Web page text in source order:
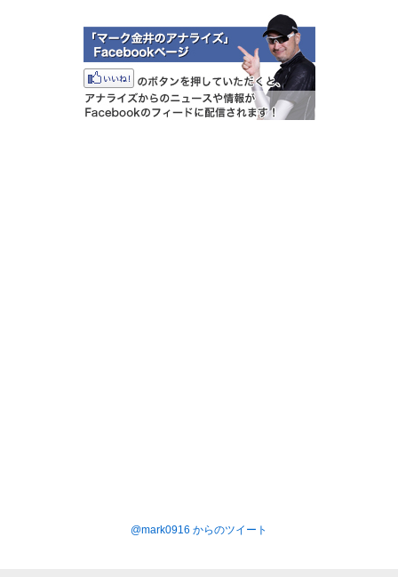
@mark0916 からのツイート